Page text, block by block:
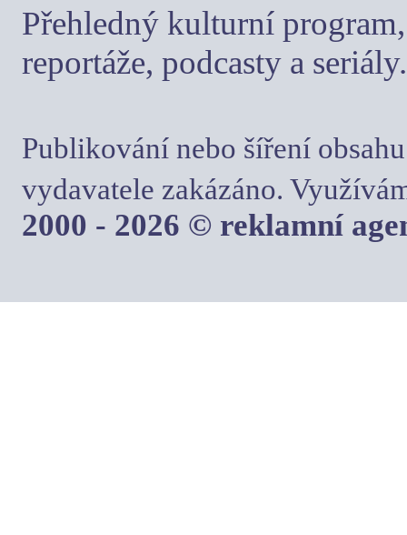
Přehledný kulturní
reportáže, podcasty a seriály.
Publikování nebo šíření
vydavatele zakázáno.
2000 - 2026 © reklamní